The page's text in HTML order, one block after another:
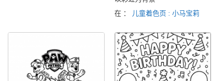
在 ：
儿童着色页 : 小马宝莉